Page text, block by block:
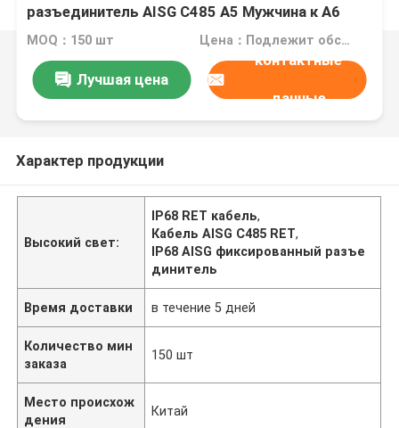
разъединитель AISG C485 A5 Мужчина к А6
Женщина разъединитель
MOQ：150 шт Цена：Подлежит обсуждению
Лучшая цена
контактные
данные
Характер продукции
Высокий свет:
IP68 RET кабель,
Кабель AISG C485 RET,
IP68 AISG фиксированный разъе
динитель
Время доставки в течение 5 дней
Количество мин
заказа
150 шт
Место происхож
дения
Китай